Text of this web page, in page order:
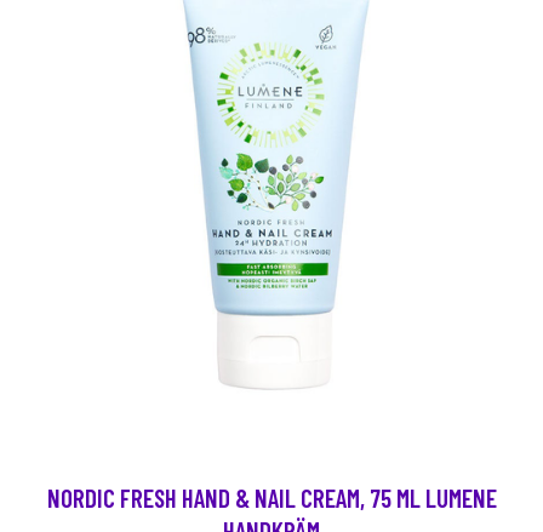
NORDIC FRESH HAND & NAIL CREAM, 75 ML LUMENE